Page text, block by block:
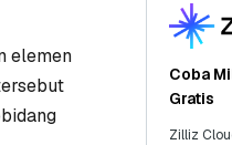
elemen
Coba
Gratis
Zilliz